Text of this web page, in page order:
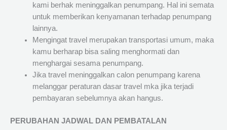
kami berhak meninggalkan penumpang. Hal ini semata
untuk memberikan kenyamanan terhadap penumpang
lainnya.
Mengingat travel merupakan transportasi umum, maka
kamu berharap bisa saling menghormati dan
menghargai sesama penumpang.
Jika travel meninggalkan calon penumpang karena
melanggar peraturan dasar travel mka jika terjadi
pembayaran sebelumnya akan hangus.
PERUBAHAN JADWAL DAN PEMBATALAN